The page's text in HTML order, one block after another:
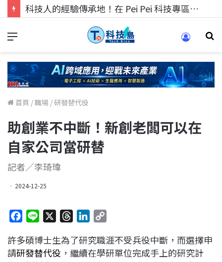
科技人的經驗傳承地！在 Pei Pei 科技專區，與學弟妹交流最硬核的技術
首頁 /職場 / 研發替代役
助創業不中斷！新創老闆可以在
自家公司當研替
記者／李琦瑋
2024-12-25
c
e
n
e
r
e
n
k
p
y
許多碩博士生為了研究職涯不受兵役中斷，而選擇申
請研發替代役 ，繼續在學研單位完成手上的研究計